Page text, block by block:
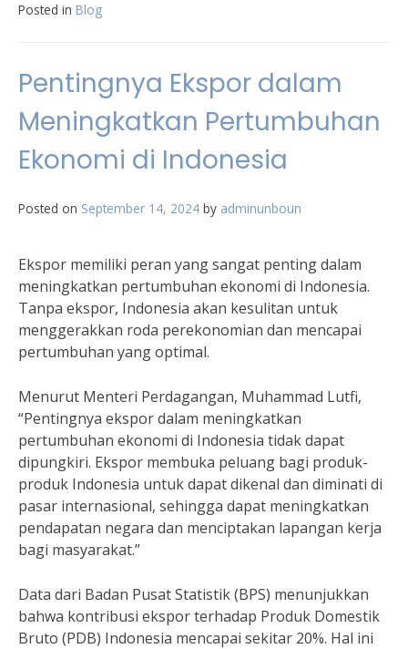
Posted in Blog
Pentingnya Ekspor dalam
Meningkatkan Pertumbuhan
Ekonomi di Indonesia
Posted on September 14, 2024 by adminunboun
Ekspor memiliki peran yang sangat penting dalam
meningkatkan pertumbuhan ekonomi di Indonesia.
Tanpa ekspor, Indonesia akan kesulitan untuk
menggerakkan roda perekonomian dan mencapai
pertumbuhan yang optimal.
Menurut Menteri Perdagangan, Muhammad Lutfi,
“Pentingnya ekspor dalam meningkatkan
pertumbuhan ekonomi di Indonesia tidak dapat
dipungkiri. Ekspor membuka peluang bagi produk-
produk Indonesia untuk dapat dikenal dan diminati di
pasar internasional, sehingga dapat meningkatkan
pendapatan negara dan menciptakan lapangan kerja
bagi masyarakat.”
Data dari Badan Pusat Statistik (BPS) menunjukkan
bahwa kontribusi ekspor terhadap Produk Domestik
Bruto (PDB) Indonesia mencapai sekitar 20%. Hal ini